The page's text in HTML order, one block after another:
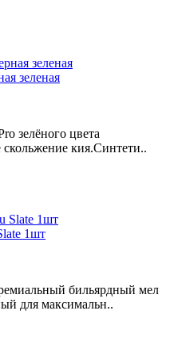
зеленая
зелёного цвета
скольжение кия.Синтети..
1шт
бильярдный мел
для максимальн..